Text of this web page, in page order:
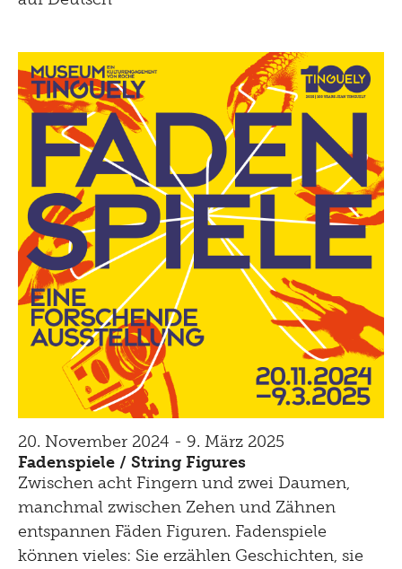
20. November 2024 - 9. März 2025
Fadenspiele / String Figures
Zwischen acht Fingern und zwei Daumen,
manchmal zwischen Zehen und Zähnen
entspannen Fäden Figuren. Fadenspiele
können vieles: Sie erzählen Geschichten, sie